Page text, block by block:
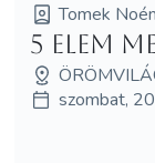
Tomek
5 elem
szombat,